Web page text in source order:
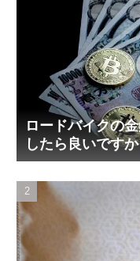
ロードバイクの
したら良いです